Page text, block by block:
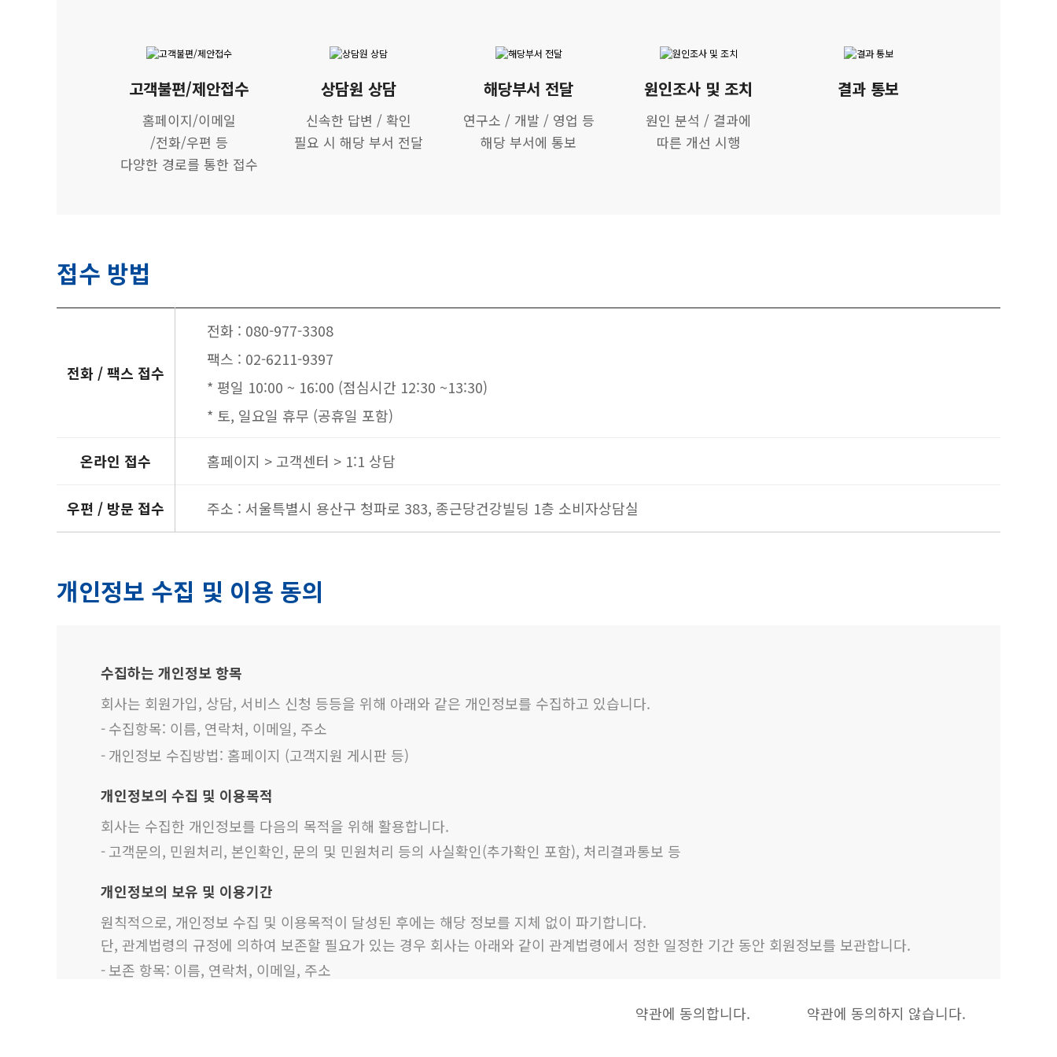
고객불편/제안접수
홈페이지/이메일
/전화/우편 등
다양한 경로를 통한 접수
상담원 상담
신속한 답변 / 확인
필요 시 해당 부서 전달
해당부서 전달
연구소 / 개발 / 영업 등
해당 부서에 통보
원인조사 및 조치
원인 분석 / 결과에
따른 개선 시행
결과 통보
접수 방법
전화 / 팩스 접수
전화 : 080-977-3308
팩스 : 02-6211-9397
* 평일 10:00 ~ 16:00 (점심시간 12:30 ~13:30)
* 토, 일요일 휴무 (공휴일 포함)
온라인 접수 홈페이지 > 고객센터 > 1:1 상담
우편 / 방문 접수 주소 : 서울특별시 용산구 청파로 383, 종근당건강빌딩 1층 소비자상담실
개인정보 수집 및 이용 동의
수집하는 개인정보 항목
회사는 회원가입, 상담, 서비스 신청 등등을 위해 아래와 같은 개인정보를 수집하고 있습니다.
수집항목: 이름, 연락처, 이메일, 주소
개인정보 수집방법: 홈페이지 (고객지원 게시판 등)
개인정보의 수집 및 이용목적
회사는 수집한 개인정보를 다음의 목적을 위해 활용합니다.
고객문의, 민원처리, 본인확인, 문의 및 민원처리 등의 사실확인(추가확인 포함), 처리결과통보 등
개인정보의 보유 및 이용기간
원칙적으로, 개인정보 수집 및 이용목적이 달성된 후에는 해당 정보를 지체 없이 파기합니다.
단, 관계법령의 규정에 의하여 보존할 필요가 있는 경우 회사는 아래와 같이 관계법령에서 정한 일정한 기간 동안 회원정보를 보관합니다.
보존 항목: 이름, 연락처, 이메일, 주소
약관에 동의합니다. 약관에 동의하지 않습니다.